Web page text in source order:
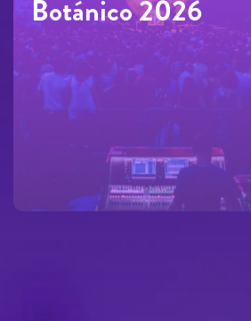
Botánico 2026